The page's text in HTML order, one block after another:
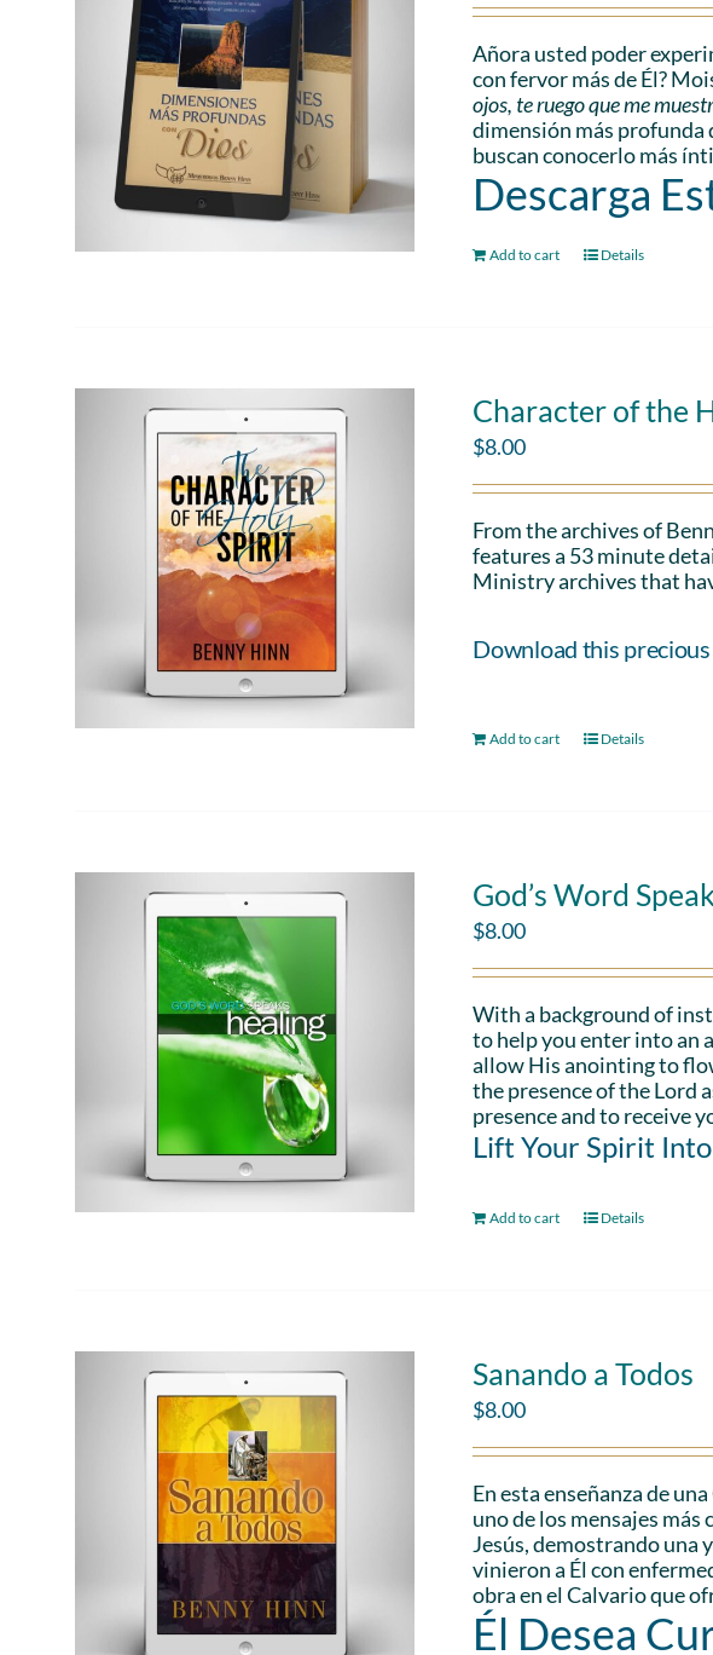
Añora usted poder
con fervor más de Él?
ojos, te ruego que me
dimensión más profunda
buscan conocerlo más
Descarga
Add to cart Details
Character of the
$8.00
From the archives of
features a 53 minute
Ministry archives that
Download this
Add to cart Details
God’s Word
$8.00
With a background of
to help you enter into an
allow His anointing to
the presence of the Lord
presence and to receive
Lift Your Spirit
Add to cart Details
Sanando a Todos
$8.00
En esta enseñanza de
uno de los mensajes
Jesús, demostrando una
vinieron a Él con
obra en el Calvario que
Él Desea